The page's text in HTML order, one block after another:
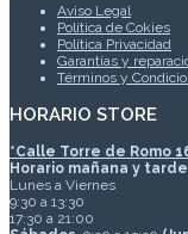
Aviso Legal
Política de Cokies
Política Privacidad
Garantías y
Términos y
HORARIO STORE
*Calle Torre de Romo
Horario mañana y tarde
Lunes a Viernes
9:30 a 13:30
17:30 a 21:00